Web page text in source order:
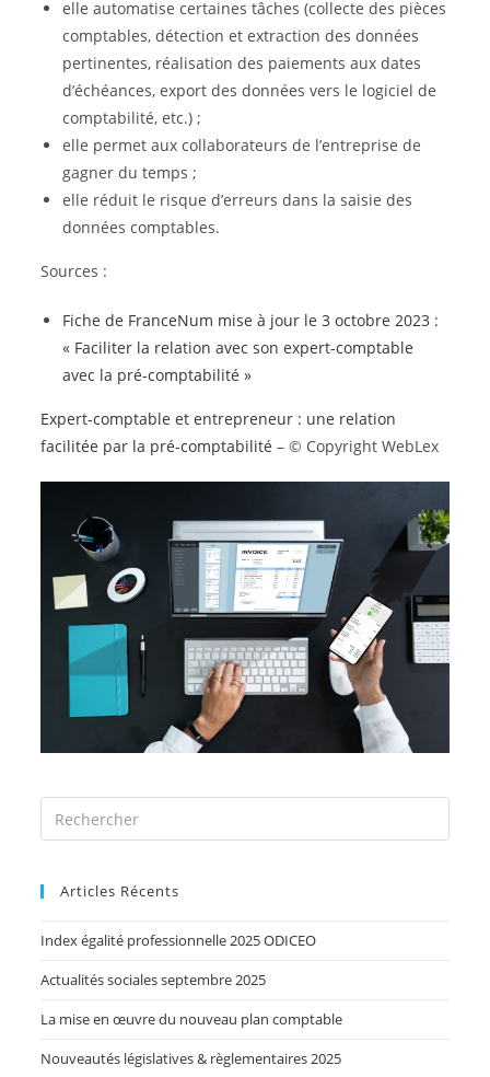
elle automatise certaines tâches (collecte des pièces
comptables, détection et extraction des données
pertinentes, réalisation des paiements aux dates
d’échéances, export des données vers le logiciel de
comptabilité, etc.) ;
elle permet aux collaborateurs de l’entreprise de
gagner du temps ;
elle réduit le risque d’erreurs dans la saisie des
données comptables.
Sources :
Fiche de FranceNum mise à jour le 3 octobre 2023 :
« Faciliter la relation avec son expert-comptable
avec la pré-comptabilité »
Expert-comptable et entrepreneur : une relation
facilitée par la pré-comptabilité – © Copyright WebLex
Articles Récents
Index égalité professionnelle 2025 ODICEO
Actualités sociales septembre 2025
La mise en œuvre du nouveau plan comptable
Nouveautés législatives & règlementaires 2025